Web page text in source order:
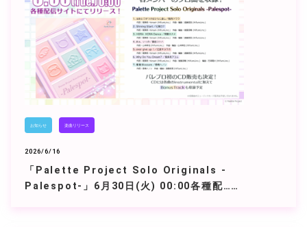
お知らせ 楽曲リリース
2026/6/16
「Palette Project Solo Originals -
Palespot-」6月30日(火) 00:00各種配……